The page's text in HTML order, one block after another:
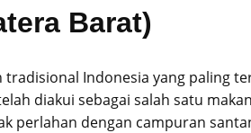
Barat)
tradisional Indonesia yang paling
diakui sebagai salah satu
perlahan dengan campuran